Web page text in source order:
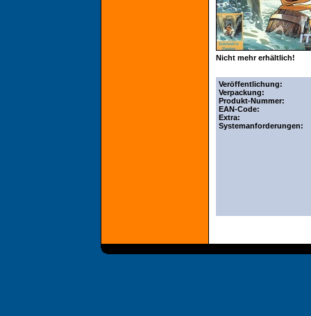
Nicht mehr erhältlich!
Veröffentlichung:
Verpackung:
Produkt-Nummer:
EAN-Code:
Extra:
Systemanforderungen: